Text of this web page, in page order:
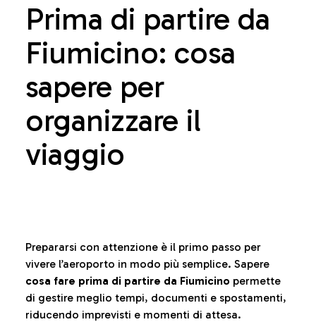
Prima di partire da
Fiumicino: cosa
sapere per
organizzare il
viaggio
Prepararsi con attenzione è il primo passo per
vivere l’aeroporto in modo più semplice. Sapere
cosa fare prima di partire da Fiumicino permette
di gestire meglio tempi, documenti e spostamenti,
riducendo imprevisti e momenti di attesa.